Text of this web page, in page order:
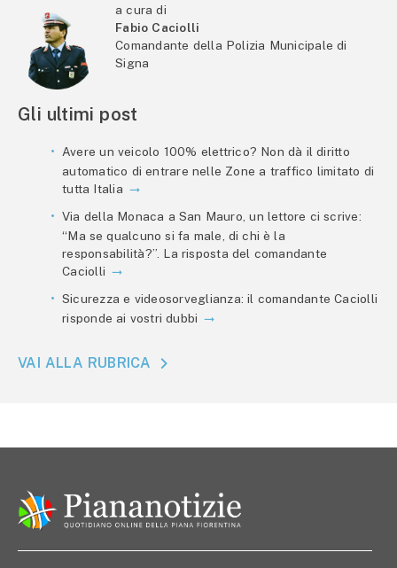
a cura di
Fabio Caciolli
Comandante della Polizia Municipale di
Signa
Gli ultimi post
Avere un veicolo 100% elettrico? Non dà il diritto
automatico di entrare nelle Zone a traffico limitato di
tutta Italia
Via della Monaca a San Mauro, un lettore ci scrive:
“Ma se qualcuno si fa male, di chi è la
responsabilità?”. La risposta del comandante
Caciolli
Sicurezza e videosorveglianza: il comandante Caciolli
risponde ai vostri dubbi
VAI ALLA RUBRICA